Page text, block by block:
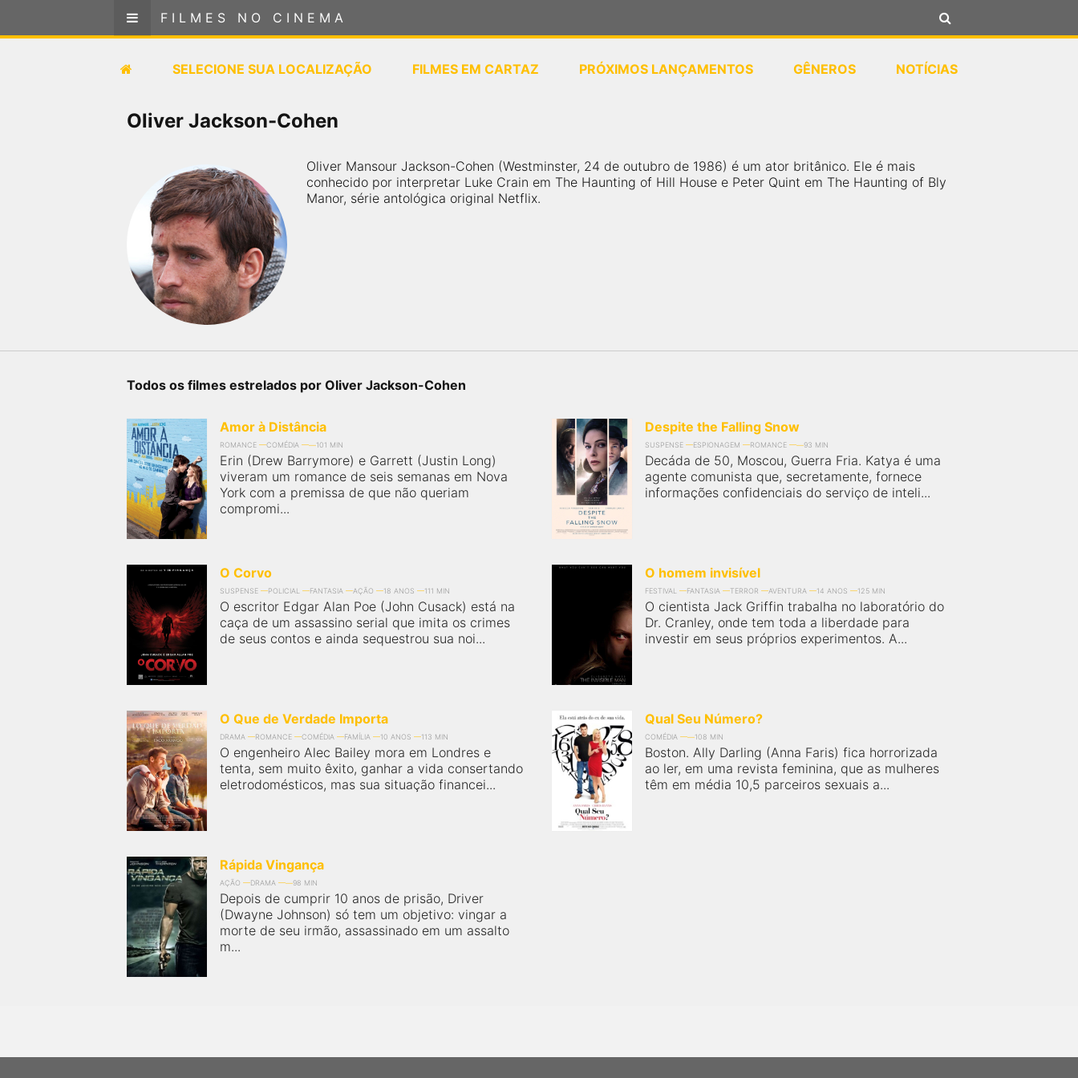
FILMES NO CINEMA
SELECIONE SUA LOCALIZAÇÃO FILMES EM CARTAZ PRÓXIMOS LANÇAMENTOS GÊNEROS NOTÍCIAS
Oliver Jackson-Cohen
Oliver Mansour Jackson-Cohen (Westminster, 24 de outubro de 1986) é um ator britânico. Ele é mais
conhecido por interpretar Luke Crain em The Haunting of Hill House e Peter Quint em The Haunting of Bly
Manor, série antológica original Netflix.
Todos os filmes estrelados por Oliver Jackson-Cohen
Amor à Distância
ROMANCE COMÉDIA 101 MIN
Erin (Drew Barrymore) e Garrett (Justin Long)
viveram um romance de seis semanas em Nova
York com a premissa de que não queriam
compromi...
Despite the Falling Snow
SUSPENSE ESPIONAGEM ROMANCE 93 MIN
Decáda de 50, Moscou, Guerra Fria. Katya é uma
agente comunista que, secretamente, fornece
informações confidenciais do serviço de inteli...
O Corvo
SUSPENSE POLICIAL FANTASIA AÇÃO 18 ANOS 111 MIN
O escritor Edgar Alan Poe (John Cusack) está na
caça de um assassino serial que imita os crimes
de seus contos e ainda sequestrou sua noi...
O homem invisível
FESTIVAL FANTASIA TERROR AVENTURA 14 ANOS 125 MIN
O cientista Jack Griffin trabalha no laboratório do
Dr. Cranley, onde tem toda a liberdade para
investir em seus próprios experimentos. A...
O Que de Verdade Importa
DRAMA ROMANCE COMÉDIA FAMÍLIA 10 ANOS 113 MIN
O engenheiro Alec Bailey mora em Londres e
tenta, sem muito êxito, ganhar a vida consertando
eletrodomésticos, mas sua situação financei...
Qual Seu Número?
COMÉDIA 108 MIN
Boston. Ally Darling (Anna Faris) fica horrorizada
ao ler, em uma revista feminina, que as mulheres
têm em média 10,5 parceiros sexuais a...
Rápida Vingança
AÇÃO DRAMA 98 MIN
Depois de cumprir 10 anos de prisão, Driver
(Dwayne Johnson) só tem um objetivo: vingar a
morte de seu irmão, assassinado em um assalto
m...
FILMES NO CINEMA
SELECIONE SUA LOCALIZAÇÃO
PÁGINA INICIAL
é o maior localizador de
sobre cinemas, horários, assistir aos trailers e muito